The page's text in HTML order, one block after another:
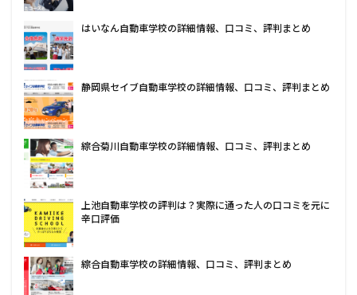
はいなん自動車学校の詳細情報、口コミ、評判まとめ
静岡県セイブ自動車学校の詳細情報、口コミ、評判まとめ
綜合菊川自動車学校の詳細情報、口コミ、評判まとめ
上池自動車学校の評判は？実際に通った人の口コミを元に
辛口評価
綜合自動車学校の詳細情報、口コミ、評判まとめ